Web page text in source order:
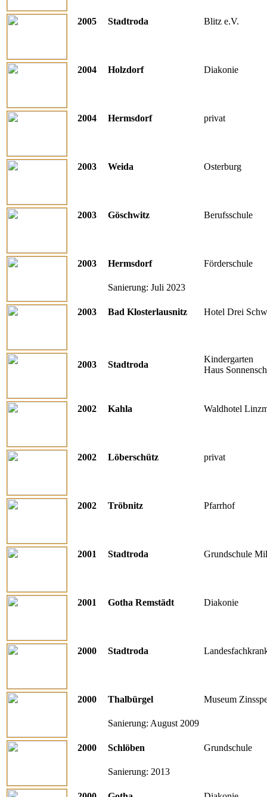
2005 Stadtroda Blitz e.V.
2004 Holzdorf Diakonie
2004 Hermsdorf privat
2003 Weida Osterburg
2003 Göschwitz Berufsschule
2003 Hermsdorf Förderschule
Sanierung: Juli 2023
2003 Bad Klosterlausnitz Hotel Drei
2003 Stadtroda
Kindergarten
Haus
2002 Kahla Waldhotel
2002 Löberschütz privat
2002 Tröbnitz Pfarrhof
2001 Stadtroda Grundschule
2001 Gotha Remstädt Diakonie
2000 Stadtroda
2000 Thalbürgel Museum
Sanierung: August 2009
2000 Schlöben Grundschule
Sanierung: 2013